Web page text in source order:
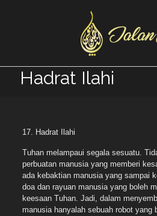
Hadrat Ilahi
17. Hadrat Ilahi
Tuhan melampaui segala sesuatu.
perbuatan manusia yang memberi
ada kebaktian manusia yang sampai
doa dan rayuan manusia yang boleh
keesaan Tuhan. Jadi, dalam
manusia hanyalah sebuah robot yang